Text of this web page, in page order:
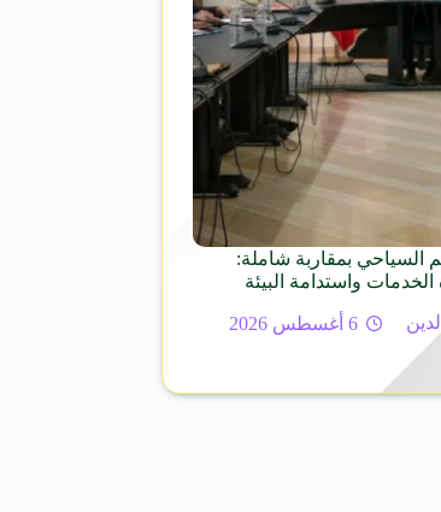
السياحي بمقاربة شاملة:
الخدمات واستدامة البيئة
6 أغسطس 2026